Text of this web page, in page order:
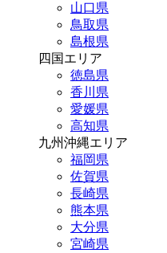
山口県
鳥取県
島根県
四国エリア
徳島県
香川県
愛媛県
高知県
九州沖縄エリア
福岡県
佐賀県
長崎県
熊本県
大分県
宮崎県